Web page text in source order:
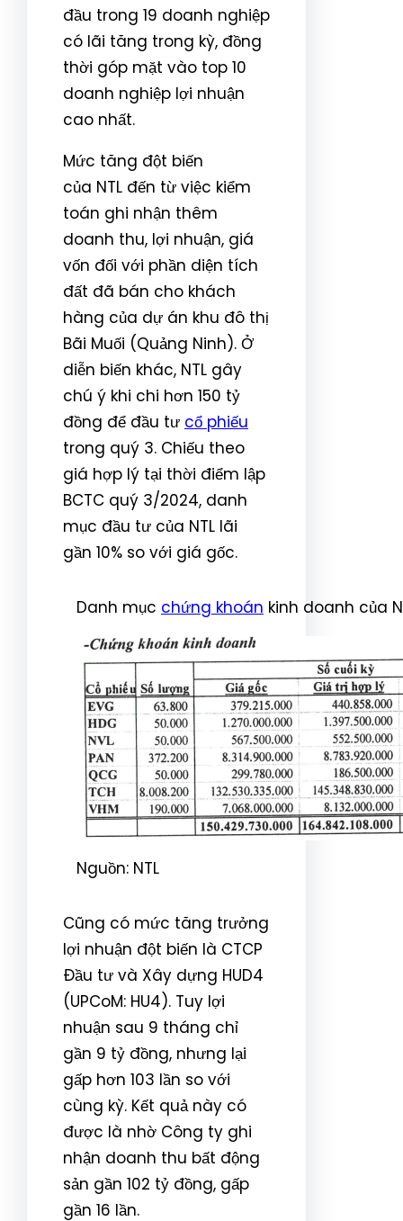
đầu trong 19 doanh nghiệp
có lãi tăng trong kỳ, đồng
thời góp mặt vào top 10
doanh nghiệp lợi nhuận
cao nhất.
Mức tăng đột biến
của NTL đến từ việc kiểm
toán ghi nhận thêm
doanh thu, lợi nhuận, giá
vốn đối với phần diện tích
đất đã bán cho khách
hàng của dự án khu đô thị
Bãi Muối (Quảng Ninh). Ở
diễn biến khác, NTL gây
chú ý khi chi hơn 150 tỷ
đồng để đầu tư cổ phiếu
trong quý 3. Chiếu theo
giá hợp lý tại thời điểm lập
BCTC quý 3/2024, danh
mục đầu tư của NTL lãi
gần 10% so với giá gốc.
Danh mục chứng khoán kinh doanh của
Nguồn: NTL
Cũng có mức tăng trưởng
lợi nhuận đột biến là CTCP
Đầu tư và Xây dựng HUD4
(UPCoM: HU4). Tuy lợi
nhuận sau 9 tháng chỉ
gần 9 tỷ đồng, nhưng lại
gấp hơn 103 lần so với
cùng kỳ. Kết quả này có
được là nhờ Công ty ghi
nhận doanh thu bất động
sản gần 102 tỷ đồng, gấp
gần 16 lần.